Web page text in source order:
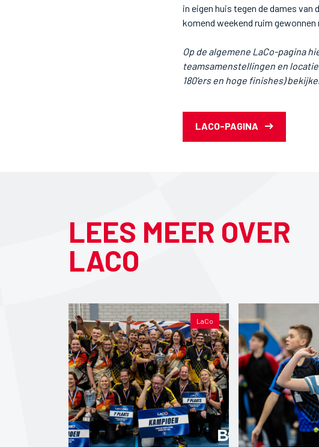
in eigen huis tegen de dames van
komend weekend ruim
Op de algemene LaCo-pagina
teamsamenstellingen en
180’ers en hoge finishes)
LACO-PAGINA
LEES MEER OVER
LACO
LaCo